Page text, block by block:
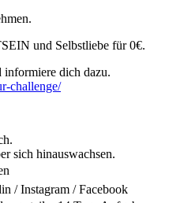
und Selbstliebe für 0€.
informiere dich dazu.
challenge/
sich hinauswachsen.
/ Instagram / Facebook